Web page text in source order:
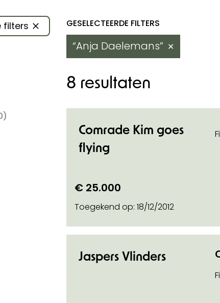
toegekende steun
filters
domein
on categorie
info on
Resultaten
Anja Daelemans ✕
8 resultaten
Comrade Kim goes
flying
€ 25.000
Toegekend op: 18/12/2012
Jaspers Vlinders